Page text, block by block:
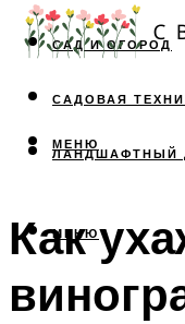
САД И ОГОРОД
САДОВАЯ
ЛАНДШАФТНЫЙ
МЕНЮ
МЕНЮ
Как